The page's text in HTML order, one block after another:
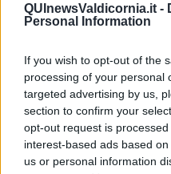
QUInewsValdicornia.it -
Personal Information
If you wish to opt-out of the
processing of your personal
targeted advertising by us,
section to confirm your
opt-out request is
interest-based ads based
us or personal information
​Ci vuole Fedez
​Cronaca di un vaccino
Esternazioni
Vaxzevria
Nazionali
​Ricorrenze e celebrazioni
Marte
​Crapa pelada
​I soliti noti